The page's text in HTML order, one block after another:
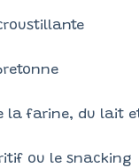
la farine, du lait
ou le snacking